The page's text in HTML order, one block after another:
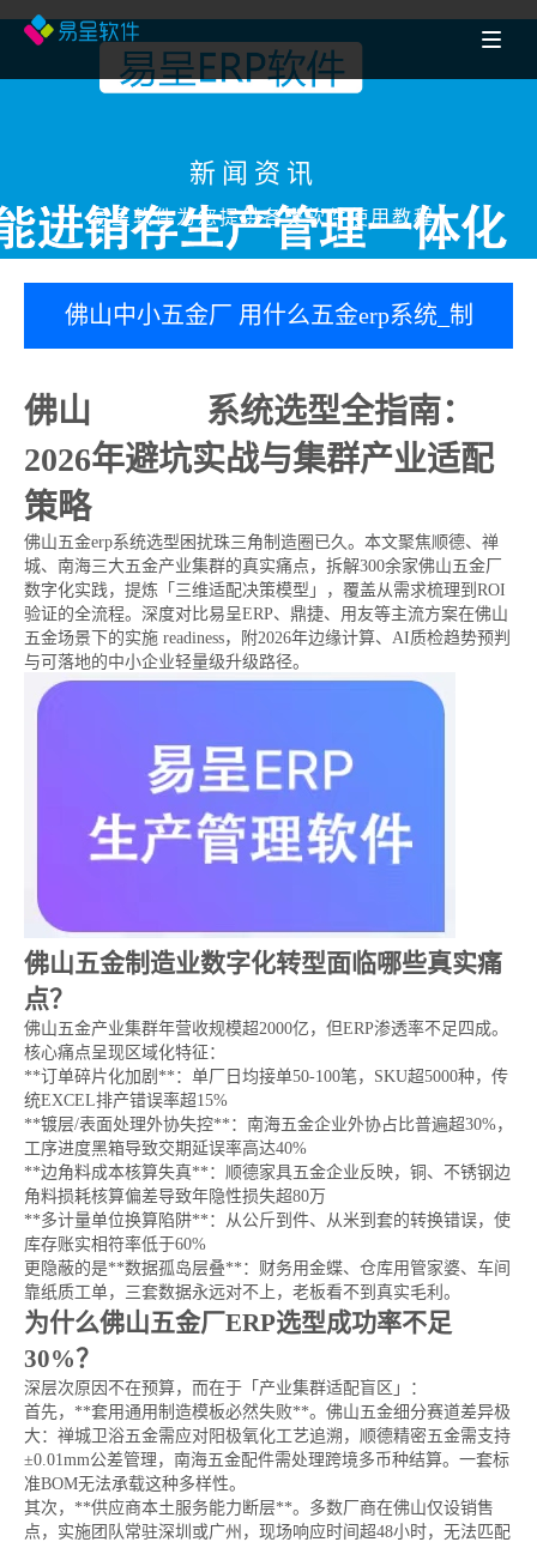
新闻资讯
易呈软件为您提供各类软件使用教程
​佛山中小五金厂 用什么五金erp系统_制
佛山
系统选型全指南：
2026年避坑实战与集群产业适配
策略
佛山五金erp系统选型困扰珠三角制造圈已久。本文聚焦顺德、禅
城、南海三大五金产业集群的真实痛点，拆解300余家佛山五金厂
数字化实践，提炼「三维适配决策模型」，覆盖从需求梳理到ROI
验证的全流程。深度对比易呈ERP、鼎捷、用友等主流方案在佛山
五金场景下的实施 readiness，附2026年边缘计算、AI质检趋势预判
与可落地的中小企业轻量级升级路径。
佛山五金制造业数字化转型面临哪些真实痛
点？
佛山五金产业集群年营收规模超2000亿，但ERP渗透率不足四成。
核心痛点呈现区域化特征：
**订单碎片化加剧**：单厂日均接单50-100笔，SKU超5000种，传
统EXCEL排产错误率超15%
**镀层/表面处理外协失控**：南海五金企业外协占比普遍超30%，
工序进度黑箱导致交期延误率高达40%
**边角料成本核算失真**：顺德家具五金企业反映，铜、不锈钢边
角料损耗核算偏差导致年隐性损失超80万
**多计量单位换算陷阱**：从公斤到件、从米到套的转换错误，使
库存账实相符率低于60%
更隐蔽的是**数据孤岛层叠**：财务用金蝶、仓库用管家婆、车间
靠纸质工单，三套数据永远对不上，老板看不到真实毛利。
为什么佛山五金厂ERP选型成功率不足
30%？
深层次原因不在预算，而在于「产业集群适配盲区」：
首先，**套用通用制造模板必然失败**。佛山五金细分赛道差异极
大：禅城卫浴五金需应对阳极氧化工艺追溯，顺德精密五金需支持
±0.01mm公差管理，南海五金配件需处理跨境多币种结算。一套标
准BOM无法承载这种多样性。
其次，**供应商本土服务能力断层**。多数厂商在佛山仅设销售
点，实施团队常驻深圳或广州，现场响应时间超48小时，无法匹配